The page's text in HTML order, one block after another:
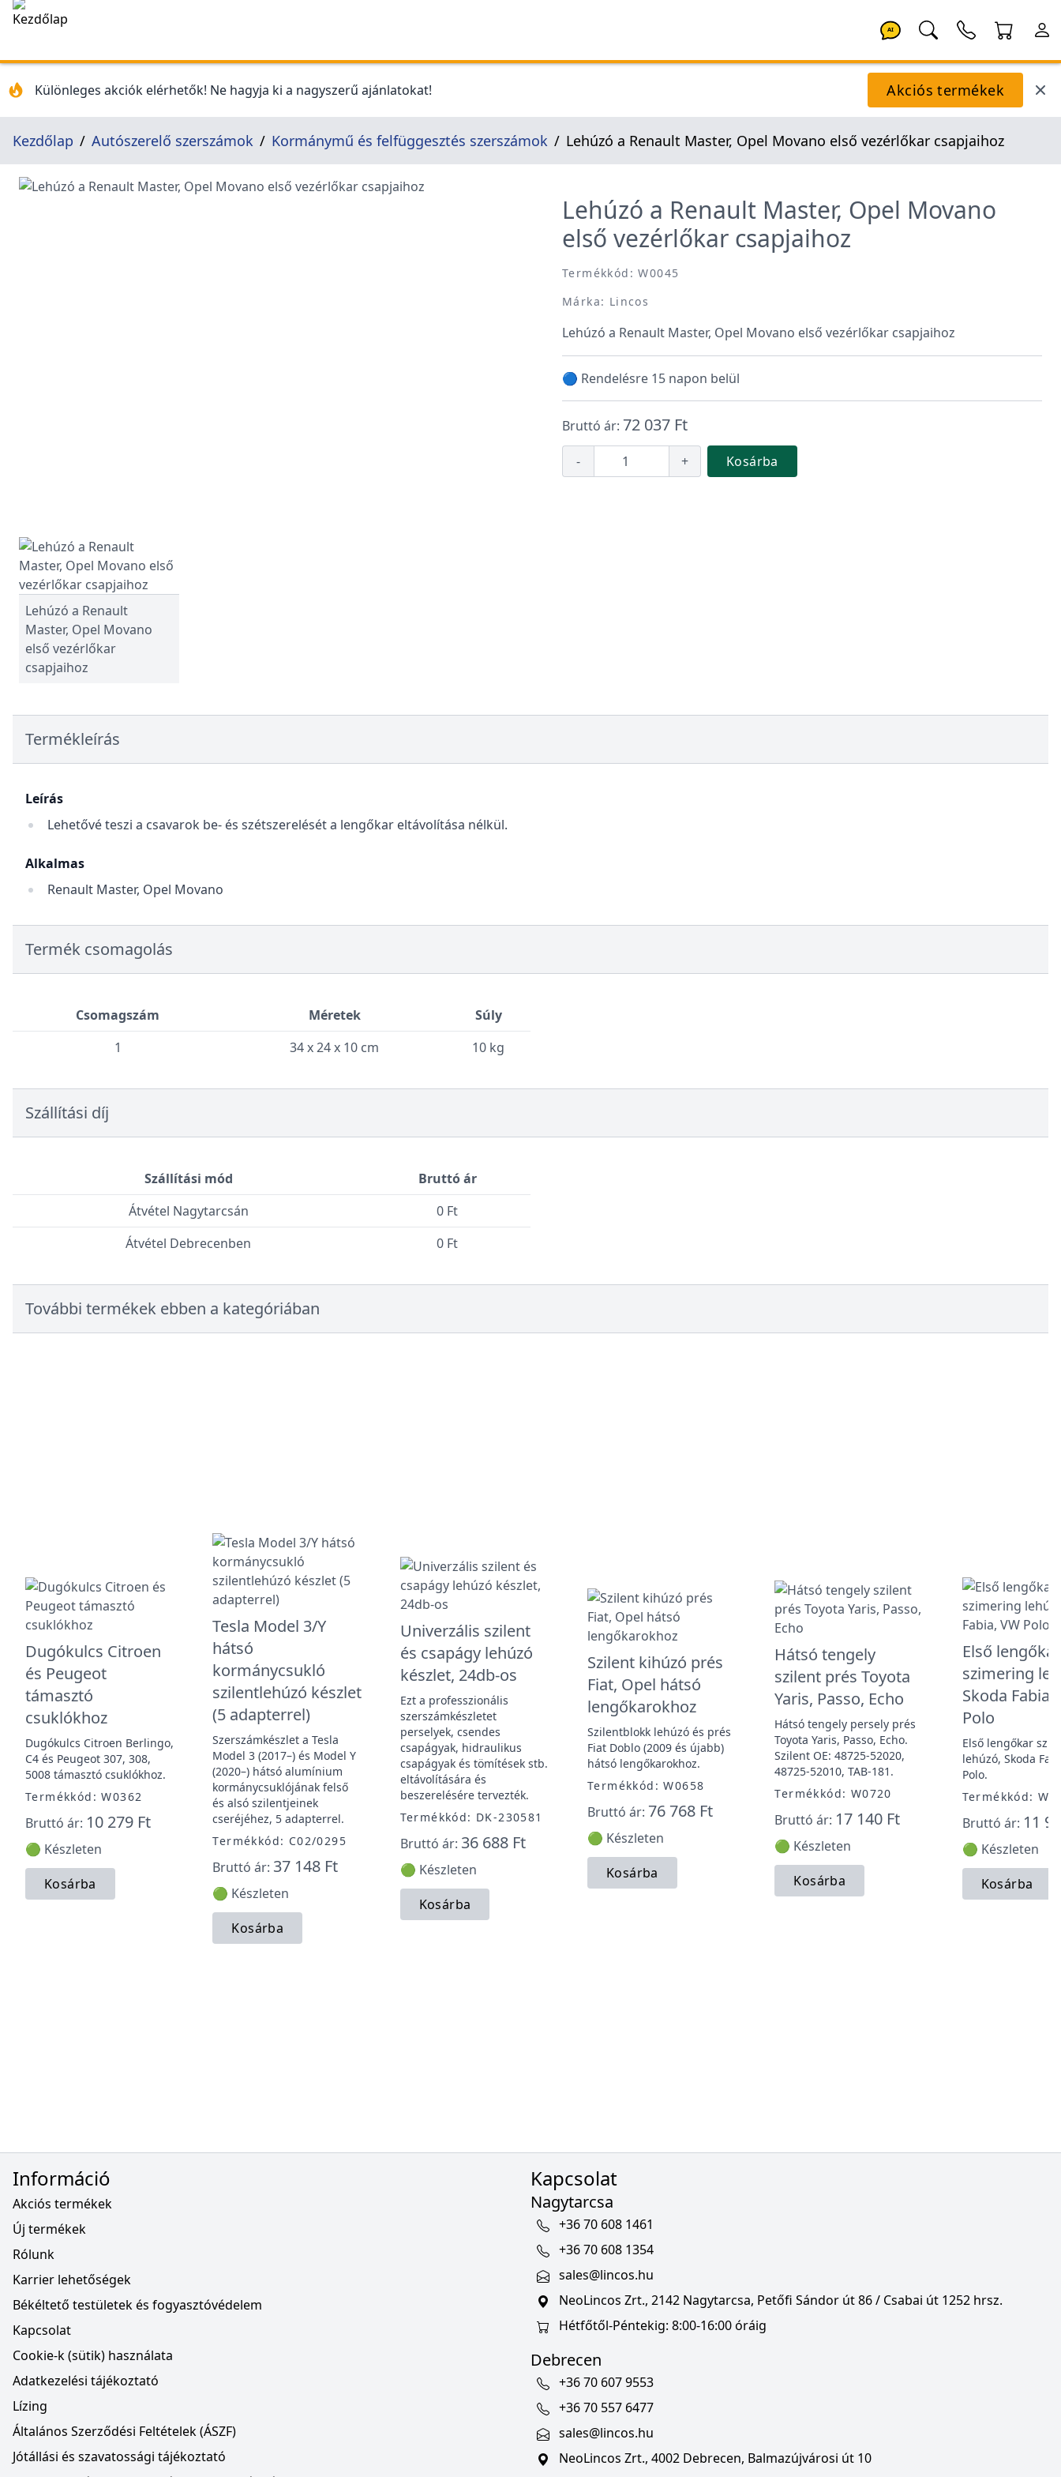
AI
Különleges akciók elérhetők! Ne hagyja ki a nagyszerű ajánlatokat! Akciós termékek
Kezdőlap Autószerelő szerszámok Kormánymű és felfüggesztés szerszámok Lehúzó a Renault Master, Opel Movano első vezérlőkar csapjaihoz
Lehúzó a Renault Master, Opel Movano
első vezérlőkar csapjaihoz
Termékkód: W0045
Márka: Lincos
Lehúzó a Renault Master, Opel Movano első vezérlőkar csapjaihoz
🔵 Rendelésre 15 napon belül
Bruttó ár: 72 037 Ft
- + Kosárba
Lehúzó a Renault
Master, Opel Movano
első vezérlőkar
csapjaihoz
Termékleírás
Leírás
Lehetővé teszi a csavarok be- és szétszerelését a lengőkar eltávolítása nélkül.
Alkalmas
Renault Master, Opel Movano
Termék csomagolás
Csomagszám Méretek
Súly
1
34 x 24 x 10 cm 10 kg
Szállítási díj
Szállítási mód
Bruttó ár
Átvétel Nagytarcsán
0 Ft
Átvétel Debrecenben
0 Ft
További termékek ebben a kategóriában
Dugókulcs Citroen
és Peugeot
támasztó
csuklókhoz
Dugókulcs Citroen Berlingo,
C4 és Peugeot 307, 308,
5008 támasztó csuklókhoz.
Termékkód: W0362
Bruttó ár: 10 279 Ft
🟢 Készleten
Kosárba
Tesla Model 3/Y
hátsó
kormánycsukló
szilentlehúzó készlet
(5 adapterrel)
Szerszámkészlet a Tesla
Model 3 (2017–) és Model Y
(2020–) hátsó alumínium
kormánycsuklójának felső
és alsó szilentjeinek
cseréjéhez, 5 adapterrel.
Termékkód: C02/0295
Bruttó ár: 37 148 Ft
🟢 Készleten
Kosárba
Univerzális szilent
és csapágy lehúzó
készlet, 24db-os
Ezt a professzionális
szerszámkészletet
perselyek, csendes
csapágyak, hidraulikus
csapágyak és tömítések stb.
eltávolítására és
beszerelésére tervezték.
Termékkód: DK-230581
Bruttó ár: 36 688 Ft
🟢 Készleten
Kosárba
Szilent kihúzó prés
Fiat, Opel hátsó
lengőkarokhoz
Szilentblokk lehúzó és prés
Fiat Doblo (2009 és újabb)
hátsó lengőkarokhoz.
Termékkód: W0658
Bruttó ár: 76 768 Ft
🟢 Készleten
Kosárba
Hátsó tengely
szilent prés Toyota
Yaris, Passo, Echo
Hátsó tengely persely prés
Toyota Yaris, Passo, Echo.
Szilent OE: 48725-52020,
48725-52010, TAB-181.
Termékkód: W0720
Bruttó ár: 17 140 Ft
🟢 Készleten
Kosárba
Első lengőkar
szimering
Skoda Fabia,
Polo
Első lengőkar
lehúzó, Skoda
Polo.
Termékkód:
Bruttó ár: 11
🟢 Készleten
Kosárba
Információ
Akciós termékek
Új termékek
Rólunk
Karrier lehetőségek
Békéltető testületek és fogyasztóvédelem
Kapcsolat
Cookie-k (sütik) használata
Adatkezelési tájékoztató
Lízing
Általános Szerződési Feltételek (ÁSZF)
Jótállási és szavatossági tájékoztató
Kapcsolat
Nagytarcsa
+36 70 608 1461
+36 70 608 1354
sales@lincos.hu
NeoLincos Zrt., 2142 Nagytarcsa, Petőfi Sándor út 86 / Csabai út 1252 hrsz.
Hétfőtől-Péntekig: 8:00-16:00 óráig
Debrecen
+36 70 607 9553
+36 70 557 6477
sales@lincos.hu
NeoLincos Zrt., 4002 Debrecen, Balmazújvárosi út 10